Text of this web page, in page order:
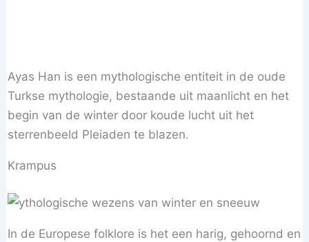
Ayas Han is een mythologische entiteit in de oude
Turkse mythologie, bestaande uit maanlicht en het
begin van de winter door koude lucht uit het
sterrenbeeld Pleiaden te blazen.
Krampus
In de Europese folklore is het een harig, gehoornd en